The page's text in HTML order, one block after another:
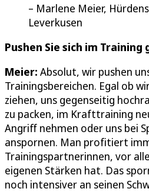
Marlene Meier,
Leverkusen
Pushen Sie sich im Training
Meier: Absolut, wir pushen
Trainingsbereichen. Egal ob
ziehen, uns gegenseitig
zu packen, im Krafttraining
Angriff nehmen oder uns bei
anspornen. Man profitiert
Trainingspartnerinnen, vor
eigenen Stärken hat. Das
noch intensiver an seinen